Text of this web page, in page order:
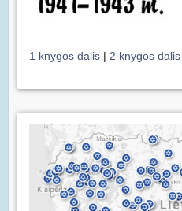
1 knygos dalis | 2 knygos dalis